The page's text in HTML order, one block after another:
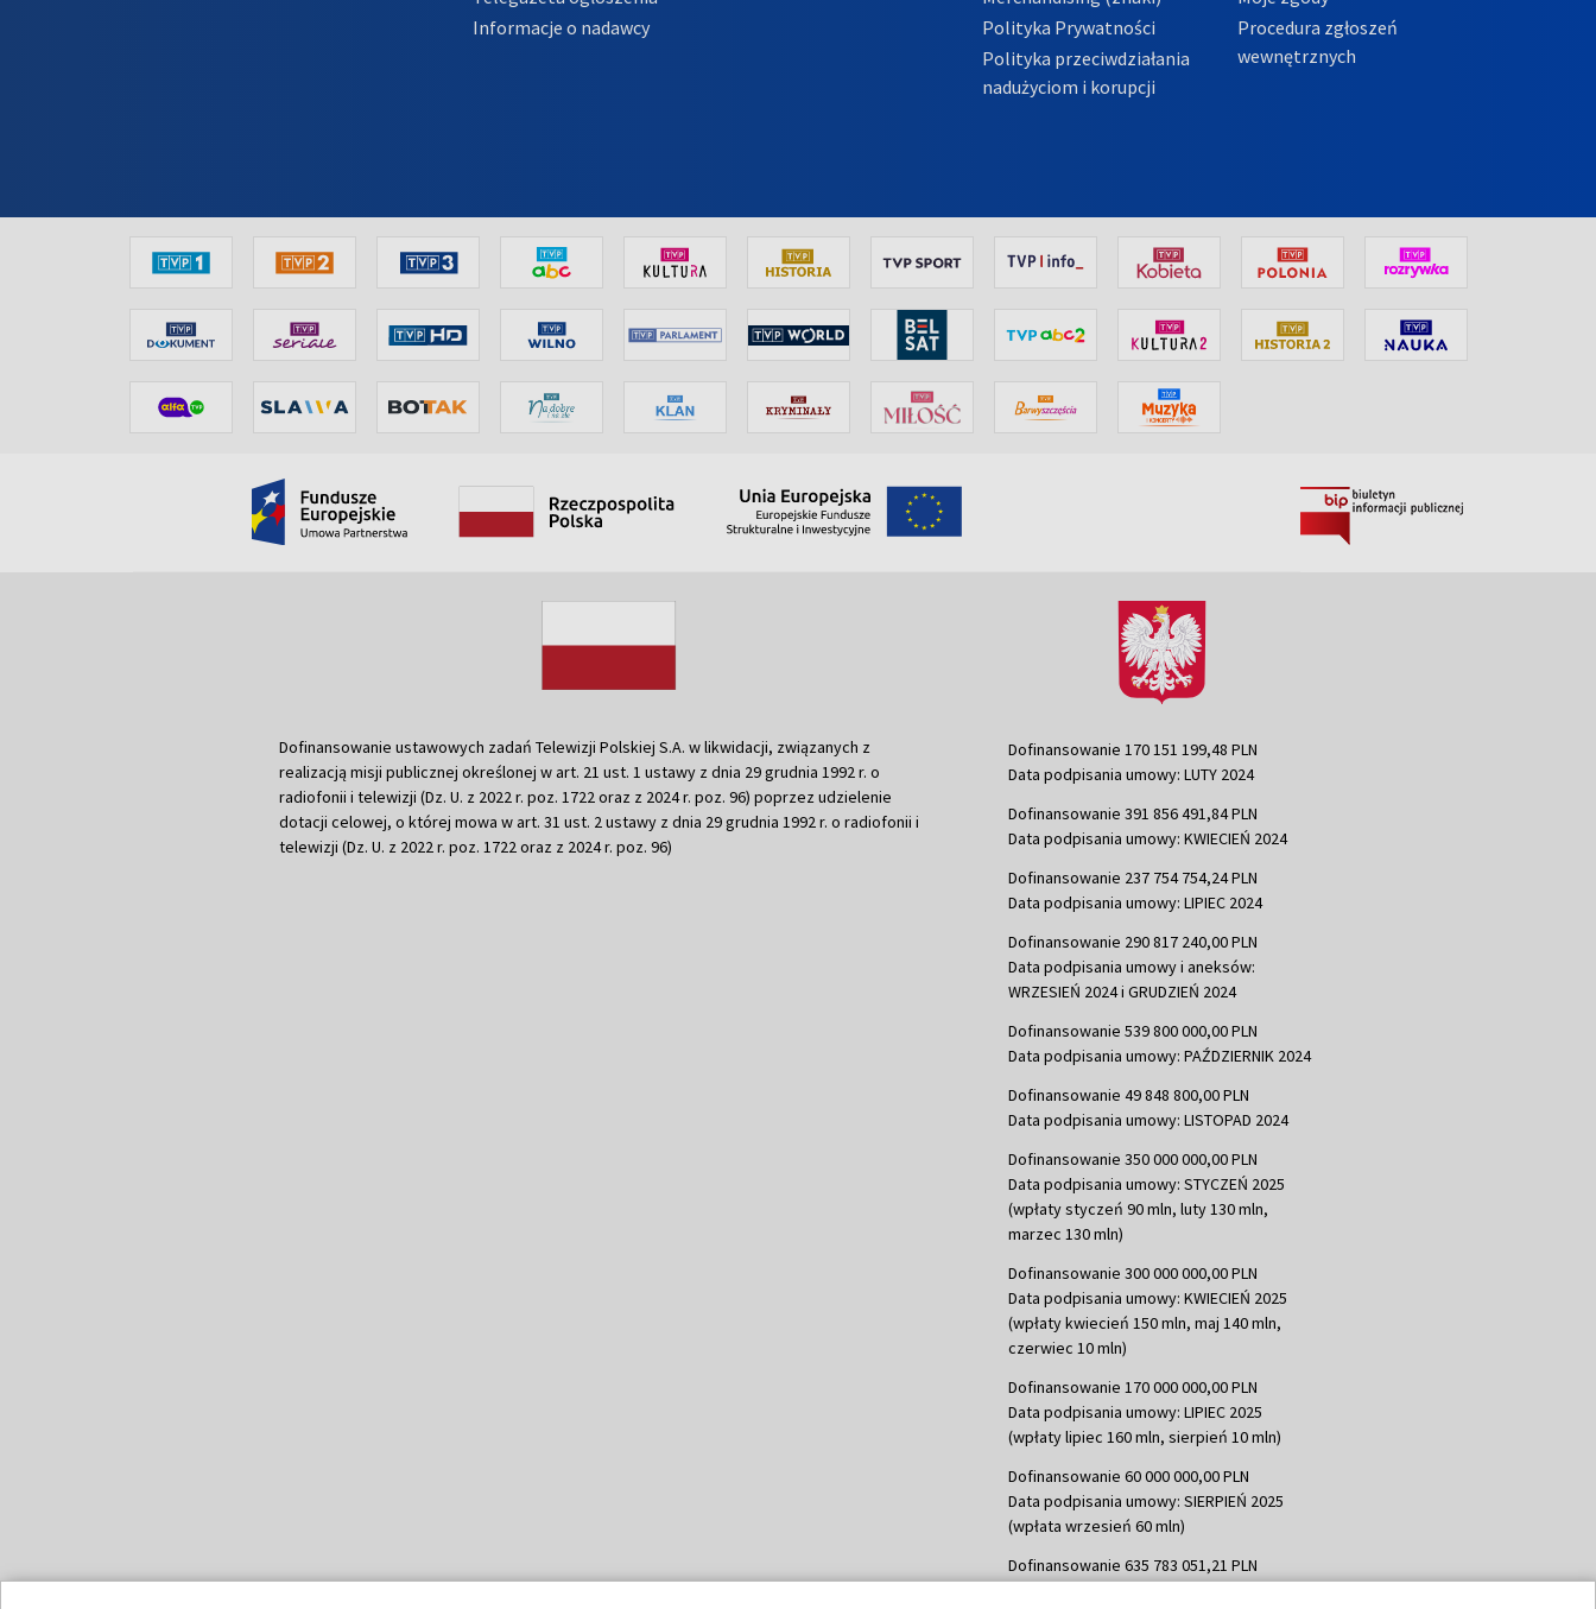
Informacje o nadawcy
Polityka Prywatności
Polityka przeciwdziałania
nadużyciom i korupcji
Procedura zgłoszeń
wewnętrznych
Dofinansowanie ustawowych zadań Telewizji Polskiej S.A. w likwidacji, związanych z
realizacją misji publicznej określonej w art. 21 ust. 1 ustawy z dnia 29 grudnia 1992 r. o
radiofonii i telewizji (Dz. U. z 2022 r. poz. 1722 oraz z 2024 r. poz. 96) poprzez udzielenie
dotacji celowej, o której mowa w art. 31 ust. 2 ustawy z dnia 29 grudnia 1992 r. o radiofonii i
telewizji (Dz. U. z 2022 r. poz. 1722 oraz z 2024 r. poz. 96)
Dofinansowanie 170 151 199,48 PLN
Data podpisania umowy: LUTY 2024
Dofinansowanie 391 856 491,84 PLN
Data podpisania umowy: KWIECIEŃ 2024
Dofinansowanie 237 754 754,24 PLN
Data podpisania umowy: LIPIEC 2024
Dofinansowanie 290 817 240,00 PLN
Data podpisania umowy i aneksów:
WRZESIEŃ 2024 i GRUDZIEŃ 2024
Dofinansowanie 539 800 000,00 PLN
Data podpisania umowy: PAŹDZIERNIK 2024
Dofinansowanie 49 848 800,00 PLN
Data podpisania umowy: LISTOPAD 2024
Dofinansowanie 350 000 000,00 PLN
Data podpisania umowy: STYCZEŃ 2025
(wpłaty styczeń 90 mln, luty 130 mln,
marzec 130 mln)
Dofinansowanie 300 000 000,00 PLN
Data podpisania umowy: KWIECIEŃ 2025
(wpłaty kwiecień 150 mln, maj 140 mln,
czerwiec 10 mln)
Dofinansowanie 170 000 000,00 PLN
Data podpisania umowy: LIPIEC 2025
(wpłaty lipiec 160 mln, sierpień 10 mln)
Dofinansowanie 60 000 000,00 PLN
Data podpisania umowy: SIERPIEŃ 2025
(wpłata wrzesień 60 mln)
Dofinansowanie 635 783 051,21 PLN